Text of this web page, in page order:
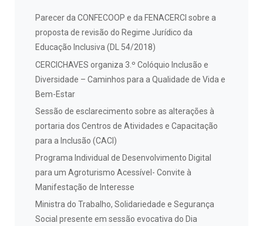
Parecer da CONFECOOP e da FENACERCI sobre a
proposta de revisão do Regime Jurídico da
Educação Inclusiva (DL 54/2018)
CERCICHAVES organiza 3.º Colóquio Inclusão e
Diversidade – Caminhos para a Qualidade de Vida e
Bem-Estar
Sessão de esclarecimento sobre as alterações à
portaria dos Centros de Atividades e Capacitação
para a Inclusão (CACI)
Programa Individual de Desenvolvimento Digital
para um Agroturismo Acessível- Convite à
Manifestação de Interesse
Ministra do Trabalho, Solidariedade e Segurança
Social presente em sessão evocativa do Dia